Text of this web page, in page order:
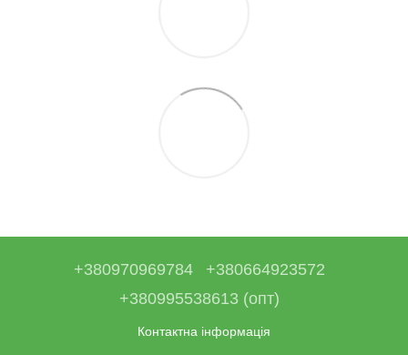
+380970969784
+380664923572
+380995538613 (опт)
Контактна інформація